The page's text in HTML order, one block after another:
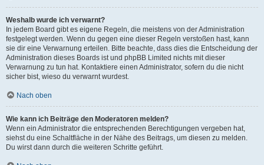
Weshalb wurde ich verwarnt?
In jedem Board gibt es eigene Regeln, die meistens von der Administration
festgelegt werden. Wenn du gegen eine dieser Regeln verstoßen hast, kann
sie dir eine Verwarnung erteilen. Bitte beachte, dass dies die Entscheidung der
Administration dieses Boards ist und phpBB Limited nichts mit dieser
Verwarnung zu tun hat. Kontaktiere einen Administrator, sofern du die nicht
sicher bist, wieso du verwarnt wurdest.
Nach oben
Wie kann ich Beiträge den Moderatoren melden?
Wenn ein Administrator die entsprechenden Berechtigungen vergeben hat,
siehst du eine Schaltfläche in der Nähe des Beitrags, um diesen zu melden.
Du wirst dann durch die weiteren Schritte geführt.